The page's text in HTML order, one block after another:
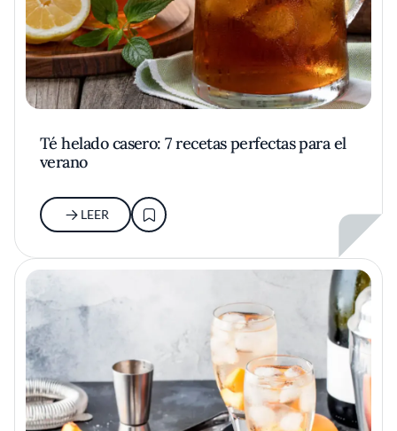
Té helado casero: 7 recetas perfectas para el
verano
LEER